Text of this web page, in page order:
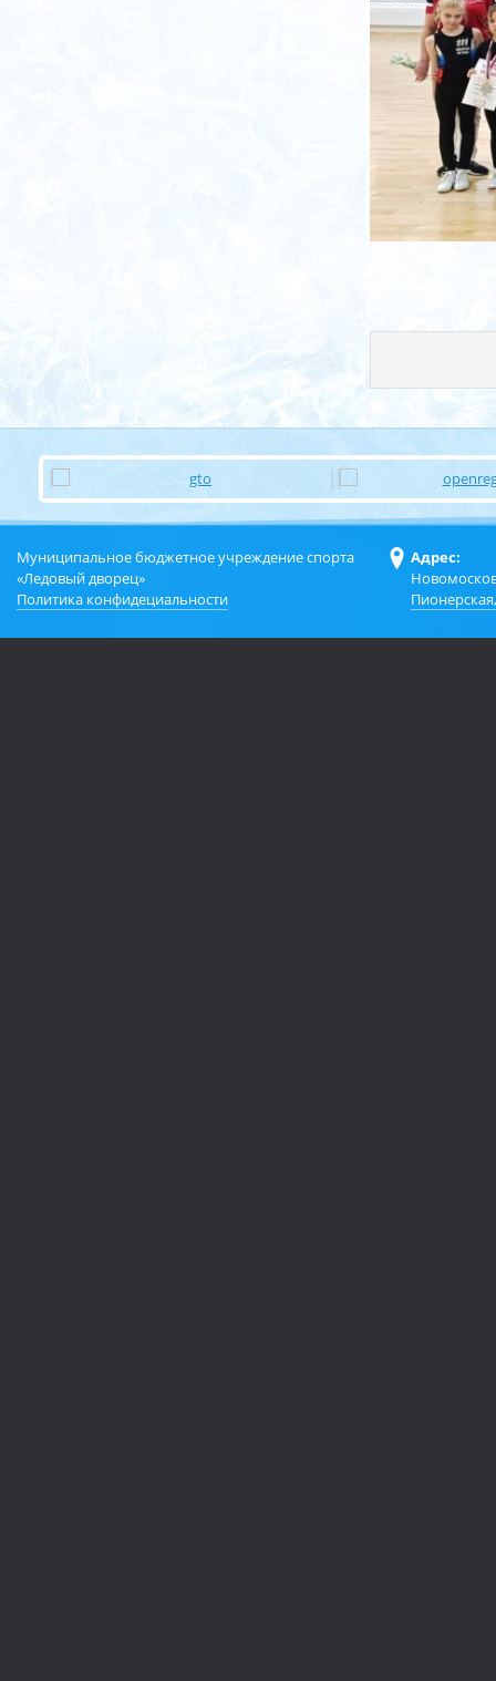
Муниципальное бюджетное учреждение спорта
«Ледовый дворец»
Политика конфидециальности
Адрес: